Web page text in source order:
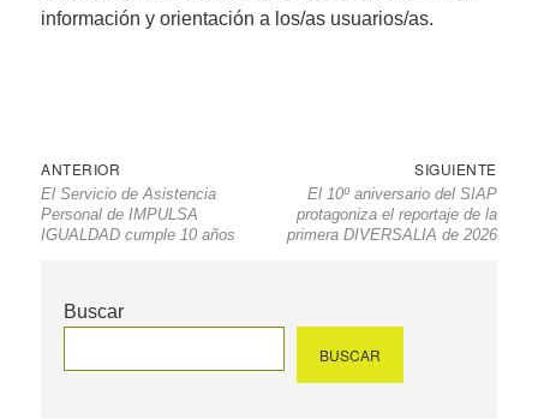
información y orientación a los/as usuarios/as.
Navegación
de
entradas
ANTERIOR
anterior
El Servicio de Asistencia
Personal de IMPULSA
IGUALDAD cumple 10 años
SIGUIENTE
El 10º aniversario del SIAP
protagoniza el reportaje de la
primera DIVERSALIA de 2026
Buscar
BUSCAR